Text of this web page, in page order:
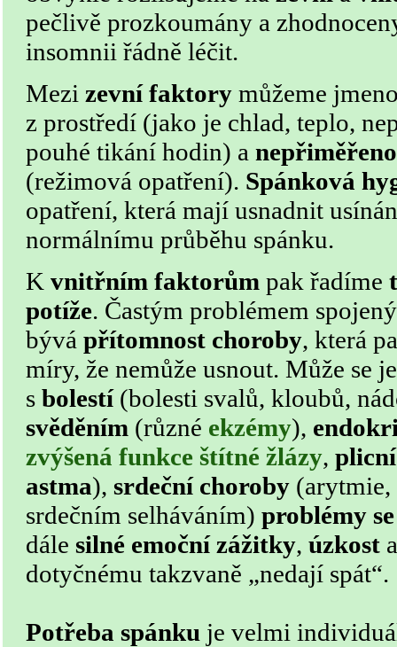
pečlivě prozkoumány a
insomnii řádně léčit.
Mezi zevní faktory můžeme
z prostředí (jako je chlad, teplo,
pouhé tikání hodin) a
(režimová opatření). Spánková
opatření, která mají usnadnit
normálnímu průběhu spánku.
K vnitřním faktorům pak řadíme
potíže. Častým problémem
bývá přítomnost choroby, která
míry, že nemůže usnout. Může se
s bolestí(bolesti svalů, kloubů,
svěděním (různé ekzémy),
zvýšená funkce štítné žlázy,
astma), srdeční choroby (arytmie,
srdečním selháváním) problémy
dále silné emoční zážitky, úzkost
dotyčnému takzvaně „nedají spát“.
Potřeba spánku je velmi